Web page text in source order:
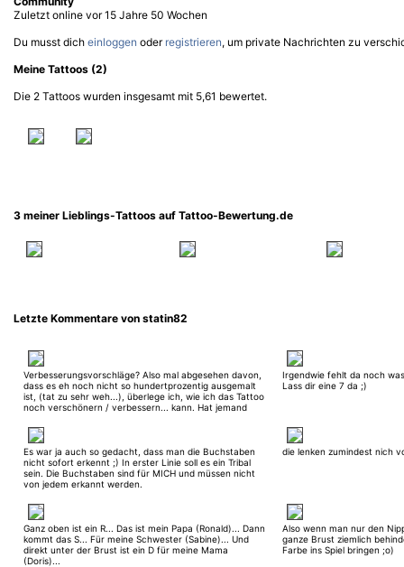
Zuletzt online vor 15 Jahre 50 Wochen
Du musst dich einloggen oder registrieren, um private Nachrichten zu
Meine Tattoos (2)
Die 2 Tattoos wurden insgesamt mit 5,61 bewertet.
3 meiner Lieblings-Tattoos auf Tattoo-Bewertung.de
Letzte Kommentare von statin82
Verbesserungsvorschläge? Also mal abgesehen davon,
dass es eh noch nicht so hundertprozentig ausgemalt
ist, (tat zu sehr weh...), überlege ich, wie ich das Tattoo
noch verschönern / verbessern... kann. Hat jemand
so find ich nich so toll, weil gibt schon soooo viel
davon... Aber für andere Ideen bin ich dankbar ;)
Irgendwie fehlt da noch
Lass dir eine 7 da ;)
Es war ja auch so gedacht, dass man die Buchstaben
nicht sofort erkennt ;) In erster Linie soll es ein Tribal
sein. Die Buchstaben sind für MICH und müssen nicht
von jedem erkannt werden.
die lenken zumindest nich
Ganz oben ist ein R... Das ist mein Papa (Ronald)... Dann
kommt das S... Für meine Schwester (Sabine)... Und
direkt unter der Brust ist ein D für meine Mama
(Doris)...
Also wenn man nur den
ganze Brust ziemlich
Farbe ins Spiel bringen ;o)